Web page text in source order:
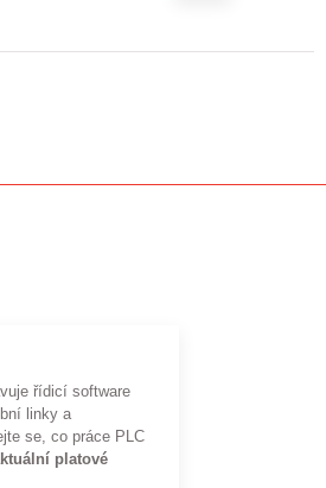
řídicí software
linky a
se, co práce PLC
platové